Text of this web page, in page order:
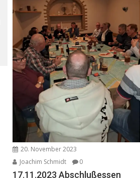
20. November 2023
Joachim Schmidt
0
17.11.2023 Abschlußessen